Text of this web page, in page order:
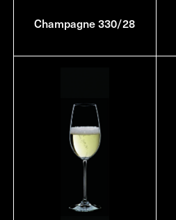
Champagne 330/28